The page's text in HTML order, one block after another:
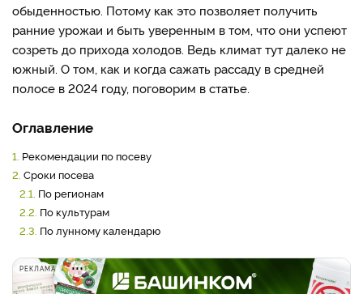
обыденностью. Потому как это позволяет получить
ранние урожаи и быть уверенным в том, что они успеют
созреть до прихода холодов. Ведь климат тут далеко не
южный. О том, как и когда сажать рассаду в средней
полосе в 2024 году, поговорим в статье.
Оглавление
1. Рекомендации по посеву
2. Сроки посева
2.1. По регионам
2.2. По культурам
2.3. По лунному календарю
РЕКЛАМА